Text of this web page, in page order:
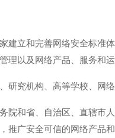
立和完善网络安全标准
理以及网络产品、服务和
研究机构、高等学校、网
和省、自治区、直辖市
推广安全可信的网络产品